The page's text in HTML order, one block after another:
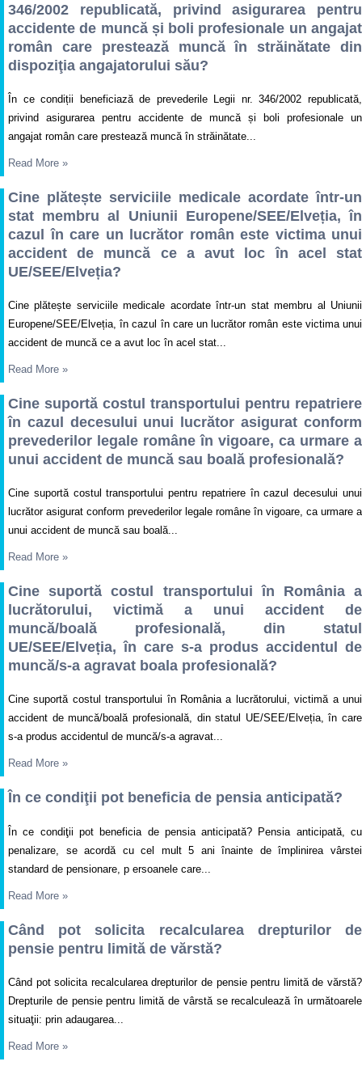
346/2002 republicată, privind asigurarea pentru
accidente de muncă și boli profesionale un angajat
român care prestează muncă în străinătate din
dispoziţia angajatorului său?
În ce condiții beneficiază de prevederile Legii nr. 346/2002 republicată,
privind asigurarea pentru accidente de muncă și boli profesionale un
angajat român care prestează muncă în străinătate...
Read More »
Cine plătește serviciile medicale acordate într-un
stat membru al Uniunii Europene/SEE/Elveția, în
cazul în care un lucrător român este victima unui
accident de muncă ce a avut loc în acel stat
UE/SEE/Elveția?
Cine plătește serviciile medicale acordate într-un stat membru al Uniunii
Europene/SEE/Elveția, în cazul în care un lucrător român este victima unui
accident de muncă ce a avut loc în acel stat...
Read More »
Cine suportă costul transportului pentru repatriere
în cazul decesului unui lucrător asigurat conform
prevederilor legale române în vigoare, ca urmare a
unui accident de muncă sau boală profesională?
Cine suportă costul transportului pentru repatriere în cazul decesului unui
lucrător asigurat conform prevederilor legale române în vigoare, ca urmare a
unui accident de muncă sau boală...
Read More »
Cine suportă costul transportului în România a
lucrătorului, victimă a unui accident de
muncă/boală profesională, din statul
UE/SEE/Elveția, în care s-a produs accidentul de
muncă/s-a agravat boala profesională?
Cine suportă costul transportului în România a lucrătorului, victimă a unui
accident de muncă/boală profesională, din statul UE/SEE/Elveția, în care
s-a produs accidentul de muncă/s-a agravat...
Read More »
În ce condiţii pot beneficia de pensia anticipată?
În ce condiţii pot beneficia de pensia anticipată? Pensia anticipată, cu
penalizare, se acordă cu cel mult 5 ani înainte de împlinirea vârstei
standard de pensionare, p ersoanele care...
Read More »
Când pot solicita recalcularea drepturilor de
pensie pentru limită de vărstă?
Când pot solicita recalcularea drepturilor de pensie pentru limită de vărstă?
Drepturile de pensie pentru limită de vârstă se recalculează în următoarele
situaţii: prin adaugarea...
Read More »